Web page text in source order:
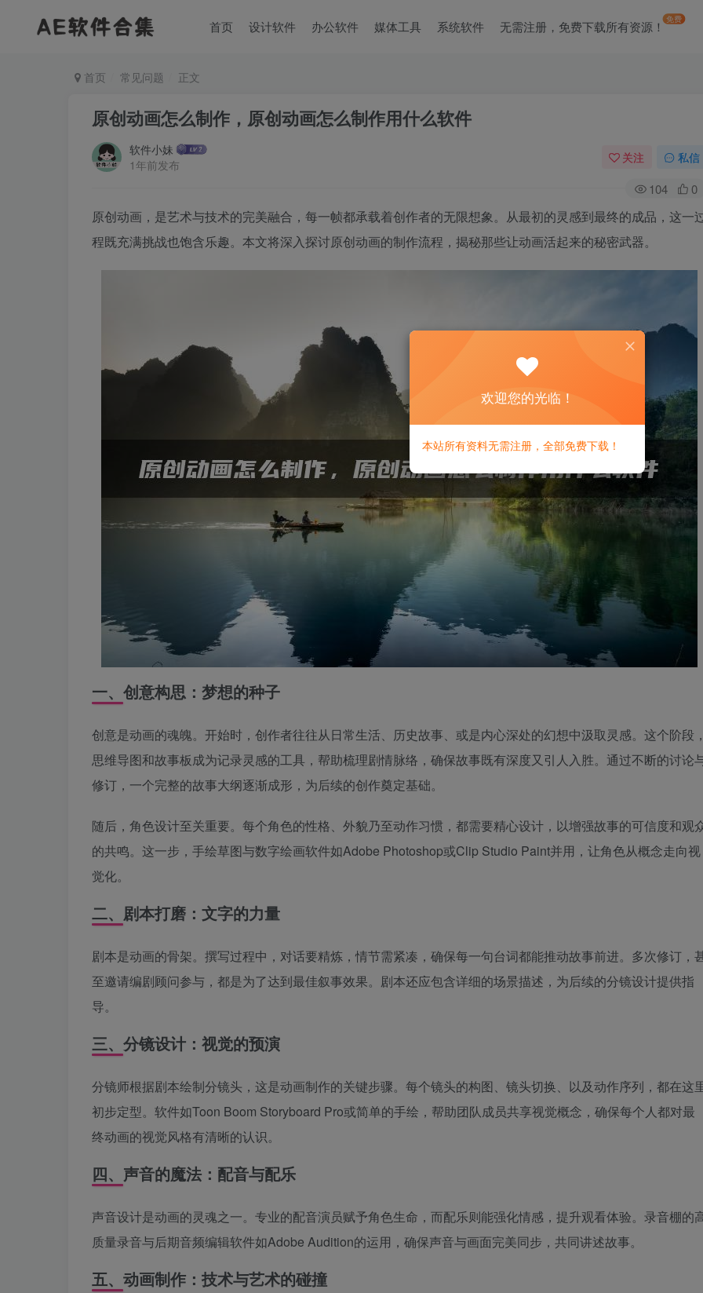
首页 设计软件 办公软件 媒体工具 系统软件 无需注册，免费下载所有资源！免费
首页 常见问题 正文
原创动画怎么制作，原创动画怎么制作用什么软件
软件小妹
1年前发布
关注 私信
104 0
原创动画，是艺术与技术的完美融合，每一帧都承载着创作者的无限想象。从最初的灵感到最终的成品，这一
程既充满挑战也饱含乐趣。本文将深入探讨原创动画的制作流程，揭秘那些让动画活起来的秘密武器。
一、创意构思：梦想的种子
创意是动画的魂魄。开始时，创作者往往从日常生活、历史故事、或是内心深处的幻想中汲取灵感。这个阶段
思维导图和故事板成为记录灵感的工具，帮助梳理剧情脉络，确保故事既有深度又引人入胜。通过不断的讨论
修订，一个完整的故事大纲逐渐成形，为后续的创作奠定基础。
随后，角色设计至关重要。每个角色的性格、外貌乃至动作习惯，都需要精心设计，以增强故事的可信度和观
的共鸣。这一步，手绘草图与数字绘画软件如Adobe Photoshop或Clip Studio Paint并用，让角色从概念走向视
觉化。
二、剧本打磨：文字的力量
剧本是动画的骨架。撰写过程中，对话要精炼，情节需紧凑，确保每一句台词都能推动故事前进。多次修订，
至邀请编剧顾问参与，都是为了达到最佳叙事效果。剧本还应包含详细的场景描述，为后续的分镜设计提供指
导。
三、分镜设计：视觉的预演
分镜师根据剧本绘制分镜头，这是动画制作的关键步骤。每个镜头的构图、镜头切换、以及动作序列，都在这
初步定型。软件如Toon Boom Storyboard Pro或简单的手绘，帮助团队成员共享视觉概念，确保每个人都对最
终动画的视觉风格有清晰的认识。
四、声音的魔法：配音与配乐
声音设计是动画的灵魂之一。专业的配音演员赋予角色生命，而配乐则能强化情感，提升观看体验。录音棚的
质量录音与后期音频编辑软件如Adobe Audition的运用，确保声音与画面完美同步，共同讲述故事。
五、动画制作：技术与艺术的碰撞
欢迎您的光临！
本站所有资料无需注册，全部免费下载！